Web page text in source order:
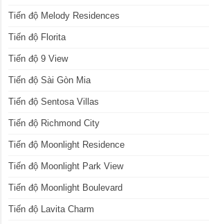
Tiến độ Melody Residences
Tiến độ Florita
Tiến độ 9 View
Tiến độ Sài Gòn Mia
Tiến độ Sentosa Villas
Tiến độ Richmond City
Tiến độ Moonlight Residence
Tiến độ Moonlight Park View
Tiến độ Moonlight Boulevard
Tiến độ Lavita Charm